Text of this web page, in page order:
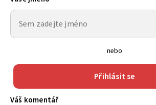
nebo
Přihlásit se
Váš komentář